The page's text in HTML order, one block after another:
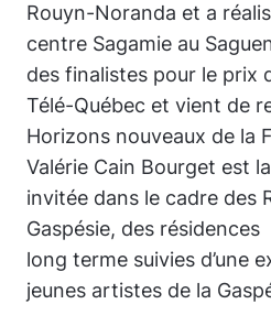
Rouyn-Noranda et a
centre Sagamie au
des finalistes pour le prix
Télé-Québec et vient de
Horizons nouveaux de la
Valérie Cain Bourget est
invitée dans le cadre des
Gaspésie, des résidences
long terme suivies d’une
jeunes artistes de la